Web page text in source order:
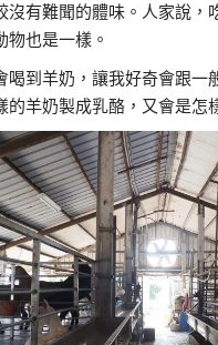
沒有難聞的體味。人家說，
物也是一樣。
喝到羊奶，讓我好奇會跟一
的羊奶製成乳酪，又會是怎